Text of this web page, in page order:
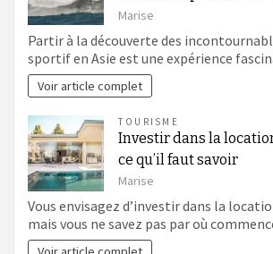
Marise
Partir à la découverte des
sportif en Asie est une expérience
Voir article complet
TOURISME
Investir dans la
ce qu’il faut savoir
Marise
Vous envisagez d’investir dans la
mais vous ne savez pas par où